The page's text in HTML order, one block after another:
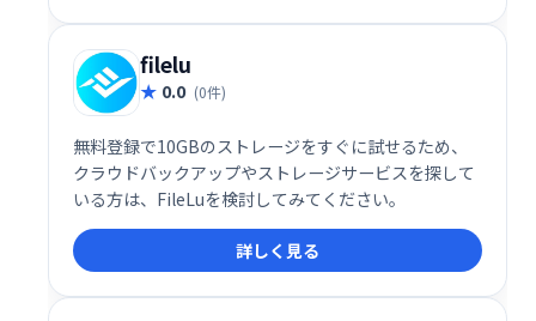
filelu
0.0 (0件)
無料登録で10GBのストレージをすぐに試せるため、
クラウドバックアップやストレージサービスを探して
いる方は、FileLuを検討してみてください。
詳しく見る